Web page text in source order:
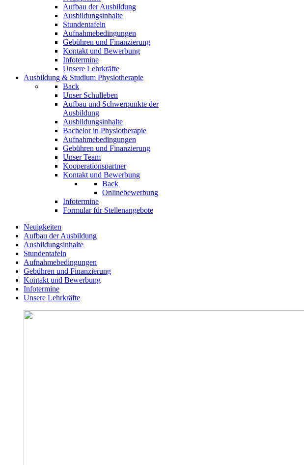
Aufbau der Ausbildung
Ausbildungsinhalte
Stundentafeln
Aufnahmebedingungen
Gebühren und Finanzierung
Kontakt und Bewerbung
Infotermine
Unsere Lehrkräfte
Ausbildung & Studium Physiotherapie
Back
Unser Schulleben
Aufbau und Schwerpunkte der
Ausbildung
Ausbildungsinhalte
Bachelor in Physiotherapie
Aufnahmebedingungen
Gebühren und Finanzierung
Unser Team
Kooperationspartner
Kontakt und Bewerbung
Back
Onlinebewerbung
Infotermine
Formular für Stellenangebote
Neuigkeiten
Aufbau der Ausbildung
Ausbildungsinhalte
Stundentafeln
Aufnahmebedingungen
Gebühren und Finanzierung
Kontakt und Bewerbung
Infotermine
Unsere Lehrkräfte